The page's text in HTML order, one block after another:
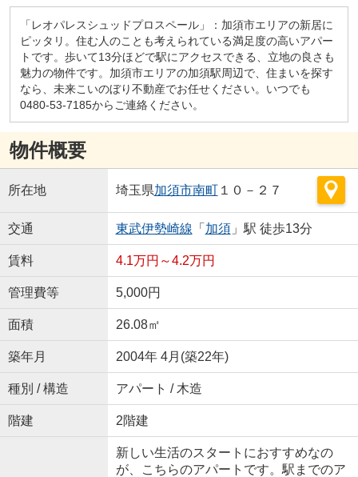
「レオパレスシュッドプロスペール」：加須市エリアの新居に
ピッタリ。住む人のことも考えられている満足度の高いアパー
トです。歩いて13分ほどで駅にアクセスできる、立地の良さも
魅力の物件です。加須市エリアの加須駅周辺で、住まいを探す
なら、未来こいのぼり不動産でお任せください。いつでも
0480-53-7185からご連絡ください。
物件概要
所在地 埼玉県加須市南町１０－２７
交通 東武伊勢崎線 「 加須」駅 徒歩13分
賃料 4.1万円～4.2万円
管理費等 5,000円
面積 26.08㎡
築年月 2004年 4月(築22年)
種別 / 構造 アパート / 木造
階建 2階建
新しい生活のスタートにおすすめなの
が、こちらのアパートです。駅までのア